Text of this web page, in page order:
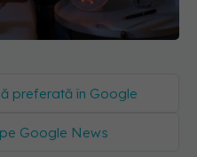
preferată în Google
Google News